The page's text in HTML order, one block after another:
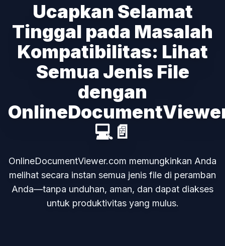
Ucapkan Selamat
Tinggal pada Masalah
Kompatibilitas: Lihat
Semua Jenis File
dengan
💻📄
OnlineDocumentViewer.com memungkinkan Anda
melihat secara instan semua jenis file di peramban
Anda—tanpa unduhan, aman, dan dapat diakses
untuk produktivitas yang mulus.